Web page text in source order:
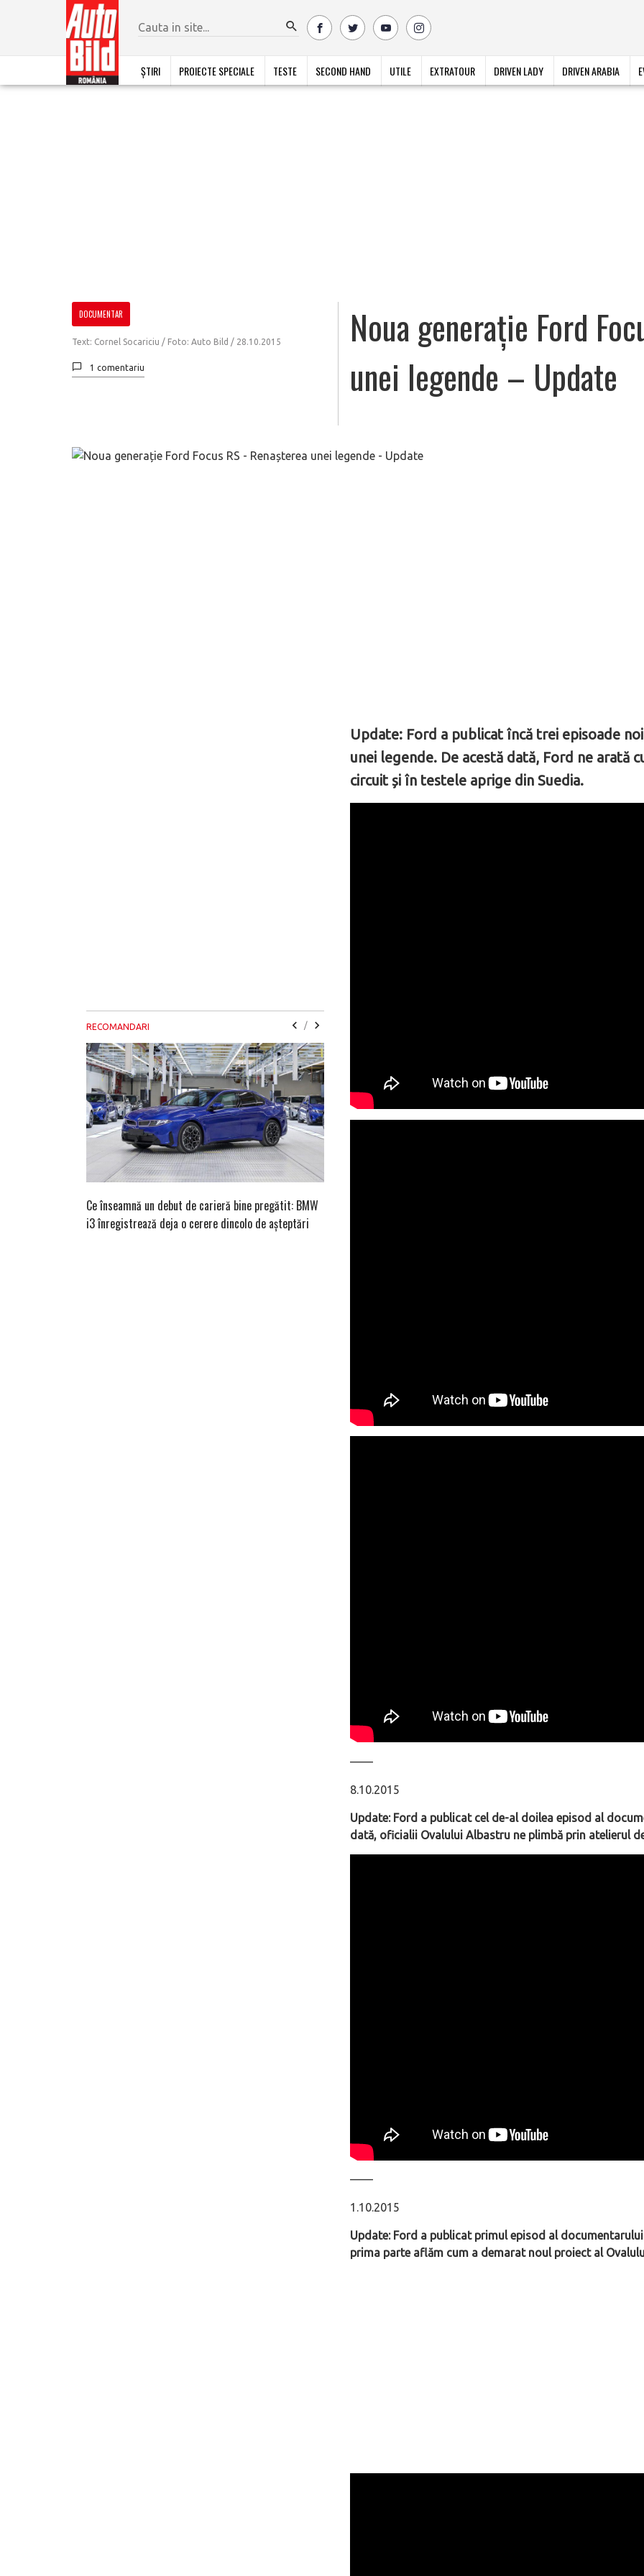
ȘTIRI PROIECTE SPECIALE TESTE SECOND HAND UTILE EXTRATOUR DRIVEN LADY DRIVEN ARABIA
DOCUMENTAR
Text: Cornel Socariciu / Foto: Auto Bild / 28.10.2015
1 comentariu
Noua generație Ford
unei legende – Update
Update: Ford a publicat încă trei episoade
unei legende. De acestă dată, Ford ne arată
circuit și în testele aprige din Suedia.
––––
8.10.2015
Update: Ford a publicat cel de-al doilea episod al
dată, oficialii Ovalului Albastru ne plimbă prin atelierul
––––
1.10.2015
Update: Ford a publicat primul episod al
prima parte aflăm cum a demarat noul proiect al
RECOMANDARI /
Ce înseamnă un debut de carieră bine pregătit: BMW
i3 înregistrează deja o cerere dincolo de așteptări